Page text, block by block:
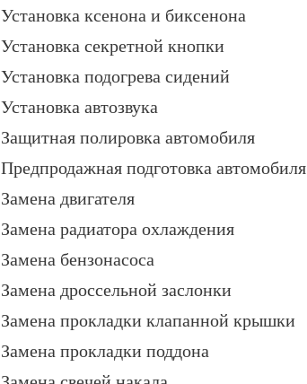
Установка ксенона и биксенона
Установка секретной кнопки
Установка подогрева сидений
Установка автозвука
Защитная полировка автомобиля
Предпродажная подготовка автомобиля
Замена двигателя
Замена радиатора охлаждения
Замена бензонасоса
Замена дроссельной заслонки
Замена прокладки клапанной крышки
Замена прокладки поддона